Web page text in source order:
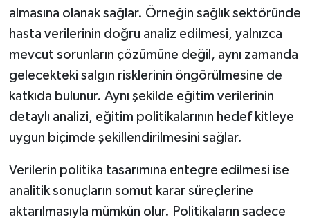
almasına olanak sağlar. Örneğin sağlık sektöründe
hasta verilerinin doğru analiz edilmesi, yalnızca
mevcut sorunların çözümüne değil, aynı zamanda
gelecekteki salgın risklerinin öngörülmesine de
katkıda bulunur. Aynı şekilde eğitim verilerinin
detaylı analizi, eğitim politikalarının hedef kitleye
uygun biçimde şekillendirilmesini sağlar.
Verilerin politika tasarımına entegre edilmesi ise
analitik sonuçların somut karar süreçlerine
aktarılmasıyla mümkün olur. Politikaların sadece